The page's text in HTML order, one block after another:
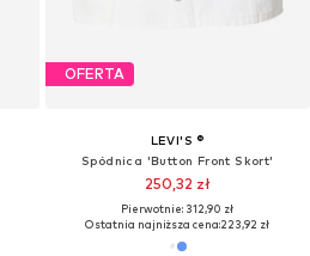
OFERTA
LEVI'S ®
Spódnica 'Button Front Skort'
250,32 zł
Pierwotnie: 312,90 zł
Ostatnia najniższa cena:223,92 zł